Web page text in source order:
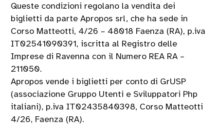
Queste condizioni regolano la vendita dei
biglietti da parte Apropos srl, che ha sede in
Corso Matteotti, 4/26 – 48018 Faenza (RA), p.iva
IT02541090391, iscritta al Registro delle
Imprese di Ravenna con il Numero REA RA –
211050.
Apropos vende i biglietti per conto di GrUSP
(associazione Gruppo Utenti e Sviluppatori Php
italiani), p.iva IT02435840398, Corso Matteotti
4/26, Faenza (RA).